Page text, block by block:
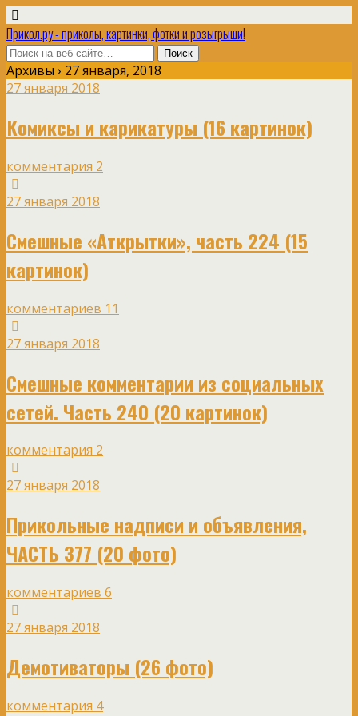
Прикол.ру - приколы, картинки, фотки и розыгрыши!
Архивы › 27 января, 2018
27 января 2018
Комиксы и карикатуры (16 картинок)
комментария 2
27 января 2018
Смешные «Аткрытки», часть 224 (15
картинок)
комментариев 11
27 января 2018
Смешные комментарии из социальных
сетей. Часть 240 (20 картинок)
комментария 2
27 января 2018
Прикольные надписи и объявления,
ЧАСТЬ 377 (20 фото)
комментариев 6
27 января 2018
Демотиваторы (26 фото)
комментария 4